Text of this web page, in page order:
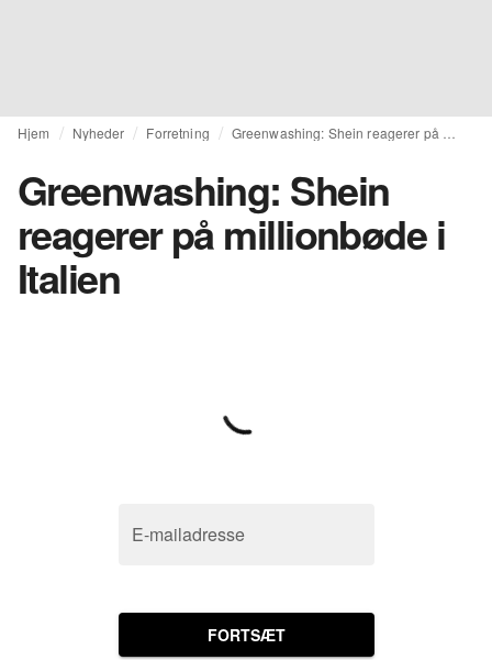
Hjem Nyheder Forretning
Greenwashing: Shein
reagerer på millionbøde i
Italien
E-mailadresse
FORTSÆT